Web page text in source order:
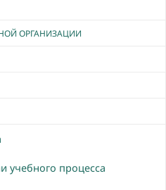
ОРГАНИЗАЦИИ
учебного процесса